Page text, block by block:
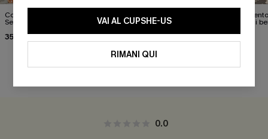
Copricostume midi a righe
Seaside Route
35,00 €41,00 €
Horizon
41,00 €
Abito midi
44,00 €
0.0
VAI AL CUPSHE-US
RIMANI QUI